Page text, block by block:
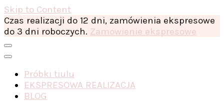
Skip to Content
Czas realizacji do 12 dni, zamówienia ekspresowe
do 3 dni roboczych. Zamowienie ekspresowe
Próbki tiulu
EKSPRESOWA REALIZACJA
BLOG